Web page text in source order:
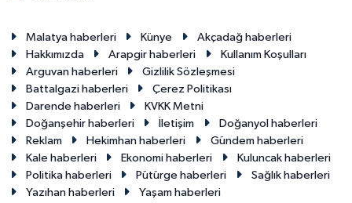
Malatya haberleri Künye
Akçadağ haberleri
Hakkımızda
Arapgir haberleri
Kullanım Koşulları
Arguvan haberleri
Gizlilik Sözleşmesi
Battalgazi haberleri
Çerez Politikası
Darende haberleri
KVKK Metni
Doğanşehir haberleri
İletişim
Doğanyol haberleri
Reklam
Hekimhan haberleri
Gündem haberleri
Kale haberleri
Ekonomi haberleri
Kuluncak haberleri
Politika haberleri
Pütürge haberleri
Sağlık haberleri
Yazıhan haberleri
Yaşam haberleri